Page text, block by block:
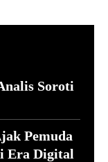
Soroti
Pemuda
Era Digital